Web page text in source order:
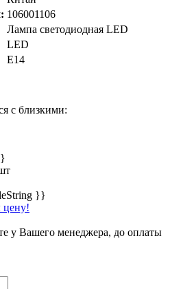
106001106
Лампа светодиодная LED
LED
E14
с близкими:
}}
у Вашего менеджера, до оплаты